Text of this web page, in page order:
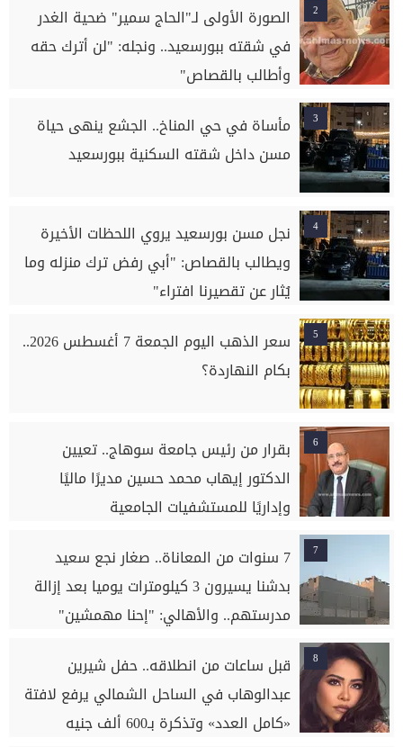
2
الصورة الأولى لـ"الحاج سمير" ضحية الغدر
في شقته ببورسعيد.. ونجله: "لن أترك حقه
وأطالب بالقصاص"
3
مأساة في حي المناخ.. الجشع ينهى حياة
مسن داخل شقته السكنية ببورسعيد
4
نجل مسن بورسعيد يروي اللحظات الأخيرة
ويطالب بالقصاص: "أبي رفض ترك منزله وما
يُثار عن تقصيرنا افتراء"
5
سعر الذهب اليوم الجمعة 7 أغسطس 2026..
بكام النهاردة؟
6
بقرار من رئيس جامعة سوهاج.. تعيين
الدكتور إيهاب محمد حسين مديرًا ماليًا
وإداريًا للمستشفيات الجامعية
7
7 سنوات من المعاناة.. صغار نجع سعيد
بدشنا يسيرون 3 كيلومترات يوميا بعد إزالة
مدرستهم.. والأهالي: "إحنا مهمشين"
8
قبل ساعات من انطلاقه.. حفل شيرين
عبدالوهاب في الساحل الشمالي يرفع لافتة
«كامل العدد» وتذكرة بـ600 ألف جنيه